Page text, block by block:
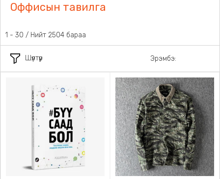
Оффисын тавилга
Шүүлтүүр
31 - 60 / Нийт 2504 бараа
Эрэмбэ: